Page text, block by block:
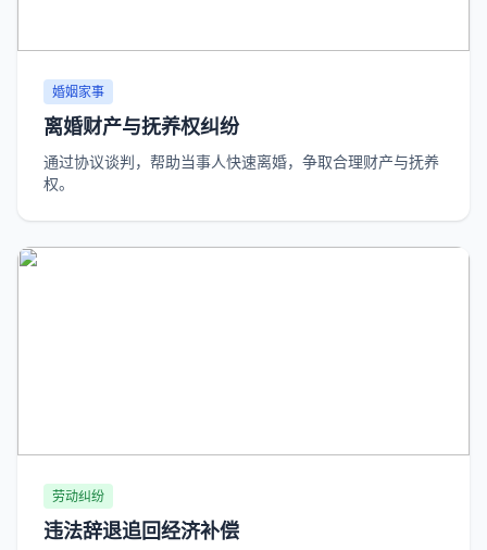
婚姻家事
离婚财产与抚养权纠纷
通过协议谈判，帮助当事人快速离婚，争取合理财产与抚养
权。
劳动纠纷
违法辞退追回经济补偿